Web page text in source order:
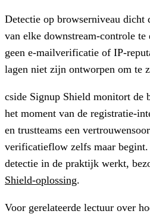
Detectie op browserniveau dicht
van elke downstream-controle
geen e-mailverificatie of IP-
lagen niet zijn ontworpen om te
cside Signup Shield monitort de
het moment van de registratie-
en trustteams een
verificatieflow zelfs maar begint.
detectie in de praktijk werkt,
Shield-oplossing.
Voor gerelateerde lectuur over